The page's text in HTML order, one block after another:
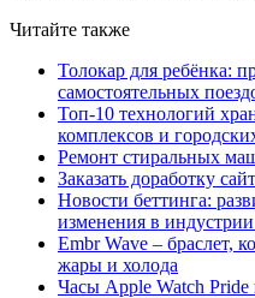
Читайте также
Толокар для ребёнка:
самостоятельных
Топ-10 технологий
комплексов и
Ремонт стиральных
Заказать доработку
Новости беттинга:
изменения в индустрии
Embr Wave – браслет,
жары и холода
Часы Apple Watch Pride